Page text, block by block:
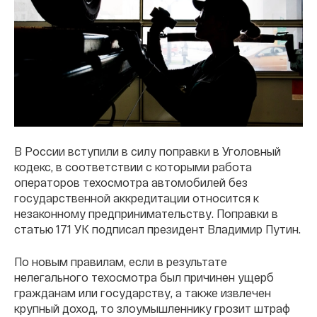
В России вступили в силу поправки в Уголовный
кодекс, в соответствии с которыми работа
операторов техосмотра автомобилей без
государственной аккредитации относится к
незаконному предпринимательству. Поправки в
статью 171 УК подписал президент Владимир Путин.
По новым правилам, если в результате
нелегального техосмотра был причинен ущерб
гражданам или государству, а также извлечен
крупный доход, то злоумышленнику грозит штраф